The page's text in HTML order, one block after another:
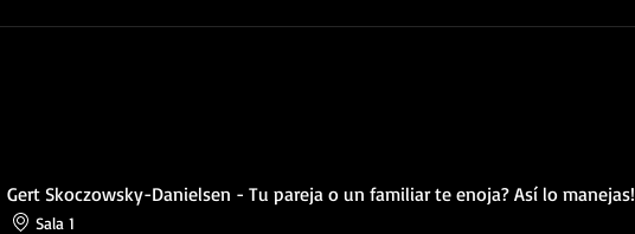
Gert Skoczowsky-Danielsen - Tu pareja o un familiar te enoja? Así lo manejas!
Sala 1